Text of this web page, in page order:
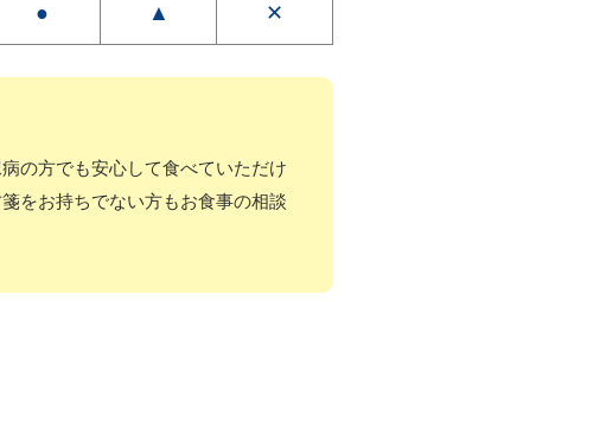
● ▲ ✕
の方でも安心して食べていただけ
をお持ちでない方もお食事の相談